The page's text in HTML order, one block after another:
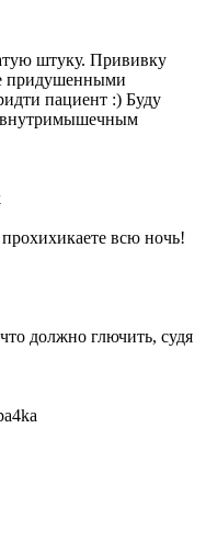
штуку. Прививку
придушенными
пациент :) Буду
внутримышечным
всю ночь!
должно глючить, судя